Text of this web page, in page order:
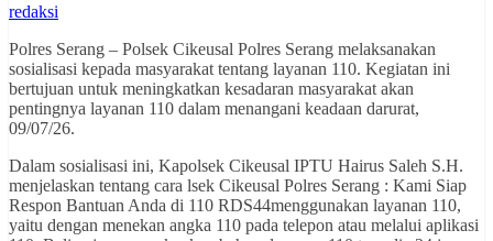
redaksi
Polres Serang – Polsek Cikeusal Polres Serang melaksanakan
sosialisasi kepada masyarakat tentang layanan 110. Kegiatan ini
bertujuan untuk meningkatkan kesadaran masyarakat akan
pentingnya layanan 110 dalam menangani keadaan darurat,
09/07/26.
Dalam sosialisasi ini, Kapolsek Cikeusal IPTU Hairus Saleh S.H.
menjelaskan tentang cara lsek Cikeusal Polres Serang : Kami Siap
Respon Bantuan Anda di 110 RDS44menggunakan layanan 110,
yaitu dengan menekan angka 110 pada telepon atau melalui aplikasi